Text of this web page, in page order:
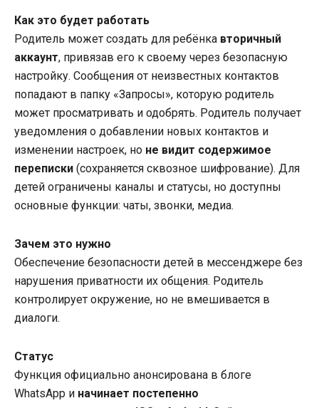
Как это будет работать
Родитель может создать для ребёнка вторичный
аккаунт, привязав его к своему через безопасную
настройку. Сообщения от неизвестных контактов
попадают в папку «Запросы», которую родитель
может просматривать и одобрять. Родитель получает
уведомления о добавлении новых контактов и
изменении настроек, но не видит содержимое
переписки (сохраняется сквозное шифрование). Для
детей ограничены каналы и статусы, но доступны
основные функции: чаты, звонки, медиа.
Зачем это нужно
Обеспечение безопасности детей в мессенджере без
нарушения приватности их общения. Родитель
контролирует окружение, но не вмешивается в
диалоги.
Статус
Функция официально анонсирована в блоге
WhatsApp и начинает постепенно